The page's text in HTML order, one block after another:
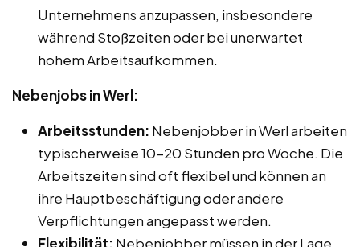
Unternehmens anzupassen, insbesondere
während Stoßzeiten oder bei unerwartet
hohem Arbeitsaufkommen.
Nebenjobs in Werl:
Arbeitsstunden: Nebenjobber in Werl arbeiten
typischerweise 10-20 Stunden pro Woche. Die
Arbeitszeiten sind oft flexibel und können an
ihre Hauptbeschäftigung oder andere
Verpflichtungen angepasst werden.
Flexibilität: Nebenjobber müssen in der Lage